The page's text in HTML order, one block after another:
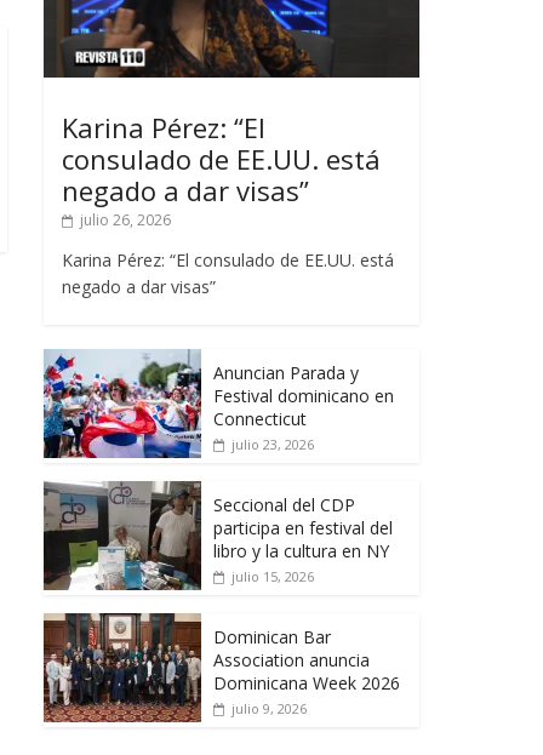
Karina Pérez: “El
consulado de EE.UU. está
negado a dar visas”
julio 26, 2026
Karina Pérez: “El consulado de EE.UU. está
negado a dar visas”
Anuncian Parada y
Festival dominicano en
Connecticut
julio 23, 2026
Seccional del CDP
participa en festival del
libro y la cultura en NY
julio 15, 2026
Dominican Bar
Association anuncia
Dominicana Week 2026
julio 9, 2026